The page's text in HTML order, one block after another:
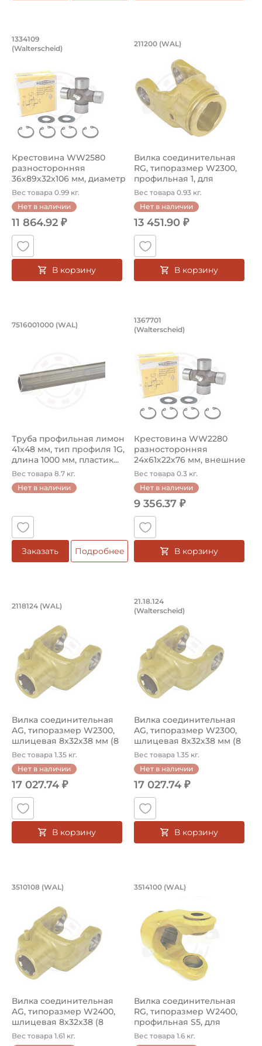
Крестовина WW2580
Крестовина 1334109 Walterscheid разносторонняя,
1334109
(Walterscheid)
Крестовина WW2580
разносторонняя
36х89х32х106 мм, диаметр
чашки 36 мм, ...
Вес товара 0.99 кг.
Нет в наличии
11 864.92 ₽
В корзину
Вилка
211200 (WAL)
Вилка соединительная
RG, типоразмер W2300,
профильная 1, для
крестовины...
Вес товара 0.93 кг.
Нет в наличии
13 451.90 ₽
В корзину
Труба профильная лимон 41х48 мм,
Труба профильная 7516001000 Walterscheid лимон,
7516001000 (WAL)
Труба профильная лимон
41х48 мм, тип профиля 1G,
длина 1000 мм, пластик...
Вес товара 8.7 кг.
Нет в наличии
Заказать Подробнее
Крестовина
Крестовина 1367701
1367701
(Walterscheid)
Крестовина WW2280
разносторонняя
24х61х22х76 мм, внешние
стопорные коль...
Вес товара 0.3 кг.
Нет в наличии
9 356.37 ₽
В корзину
Вилка соединительная AG,
Вилка AG, типоразмер W2300, артикул 21.18.124
2118124 (WAL)
Вилка соединительная
AG, типоразмер W2300,
шлицевая 8х32х38 мм (8
шлице...
Вес товара 1.35 кг.
Нет в наличии
17 027.74 ₽
В корзину
Вилка
Вилка AG, типоразмер
21.18.124
(Walterscheid)
Вилка соединительная
AG, типоразмер W2300,
шлицевая 8х32х38 мм (8
шлице...
Вес товара 1.35 кг.
Нет в наличии
17 027.74 ₽
В корзину
Вилка соединительная AG,
3510108 (WAL)
Вилка соединительная
AG, типоразмер W2400,
шлицевая 8x32x38 (8
шлицев),...
Вес товара 1.61 кг.
Вилка
3514100 (WAL)
Вилка соединительная
RG, типоразмер W2400,
профильная S5, для
крестовин...
Вес товара 1.6 кг.